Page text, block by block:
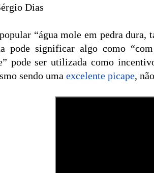
Dias
“água mole em pedra dura,
pode significar algo como
pode ser utilizada como
sendo uma excelente picape,